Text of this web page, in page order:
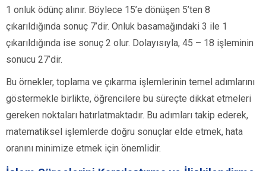
1 onluk ödünç alınır. Böylece 15’e dönüşen 5’ten 8
çıkarıldığında sonuç 7’dir. Onluk basamağındaki 3 ile 1
çıkarıldığında ise sonuç 2 olur. Dolayısıyla, 45 – 18 işleminin
sonucu 27’dir.
Bu örnekler, toplama ve çıkarma işlemlerinin temel adımlarını
göstermekle birlikte, öğrencilere bu süreçte dikkat etmeleri
gereken noktaları hatırlatmaktadır. Bu adımları takip ederek,
matematiksel işlemlerde doğru sonuçlar elde etmek, hata
oranını minimize etmek için önemlidir.